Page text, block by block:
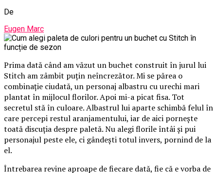
De
Eugen Marc
Prima dată când am văzut un buchet construit în jurul lui
Stitch am zâmbit puțin neîncrezător. Mi se părea o
combinație ciudată, un personaj albastru cu urechi mari
plantat în mijlocul florilor. Apoi mi-a picat fisa. Tot
secretul stă în culoare. Albastrul lui aparte schimbă felul în
care percepi restul aranjamentului, iar de aici pornește
toată discuția despre paletă. Nu alegi florile întâi și pui
personajul peste ele, ci gândești totul invers, pornind de la
el.
Întrebarea revine aproape de fiecare dată, fie că e vorba de